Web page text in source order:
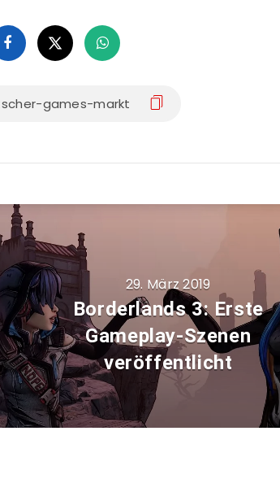
29. März 2019
Borderlands 3: Erste
Gameplay-Szenen
veröffentlicht